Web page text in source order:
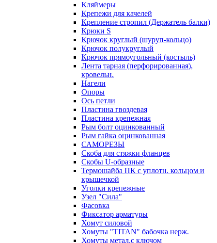
Кляймеры
Крепежи для качелей
Крепление стропил (Держатель балки)
Крюки S
Крючок круглый (шуруп-кольцо)
Крючок полукруглый
Крючок прямоугольный (костыль)
Лента тарная (перфорированная),
кровельн.
Нагели
Опоры
Ось петли
Пластина гвоздевая
Пластина крепежная
Рым болт оцинкованный
Рым гайка оцинкованная
САМОРЕЗЫ
Скоба для стяжки фланцев
Скобы U-образные
Термошайба ПК с уплотн. кольцом и
крышечкой
Уголки крепежные
Узел "Сила"
Фасовка
Фиксатор арматуры
Хомут силовой
Хомуты "TITAN" бабочка нерж.
Хомуты метал.с ключом